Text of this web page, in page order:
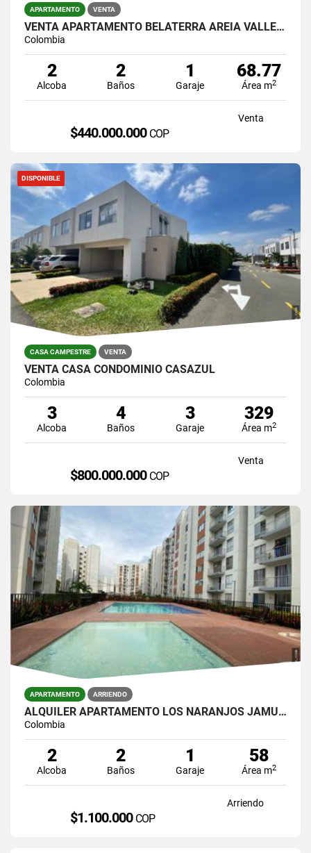
APARTAMENTO VENTA
VENTA APARTAMENTO BELATERRA AREIA VALLE DEL LILI
Colombia
2
Alcoba
2
Baños
1
Garaje
68.77
Área m2
Venta
$440.000.000 COP
DISPONIBLE
CASA CAMPESTRE VENTA
VENTA CASA CONDOMINIO CASAZUL
Colombia
3
Alcoba
4
Baños
3
Garaje
329
Área m2
Venta
$800.000.000 COP
APARTAMENTO ARRIENDO
ALQUILER APARTAMENTO LOS NARANJOS JAMUNDI
Colombia
2
Alcoba
2
Baños
1
Garaje
58
Área m2
Arriendo
$1.100.000 COP